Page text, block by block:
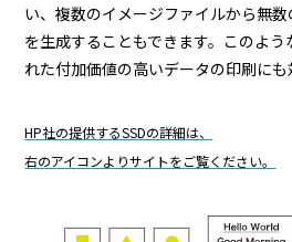
い、複数のイメージファイルから無
を生成することもできます。このよ
れた付加価値の高いデータの印刷にも
HP社の提供するSSDの詳細は、
右のアイコンよりサイトをご覧ください。